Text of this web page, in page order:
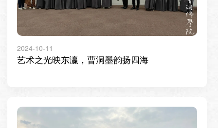
2024-10-11
艺术之光映东瀛，曹洞墨韵扬四海